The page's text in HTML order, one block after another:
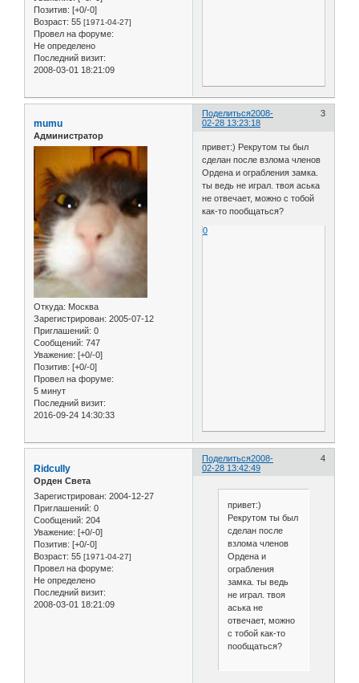
Позитив: [+0/-0]
Возраст: 55 [1971-04-27]
Провел на форуме:
Не определено
Последний визит:
2008-03-01 18:21:09
Поделиться 3
2008-
02-28 13:23:18
mumu
Администратор
Откуда: Москва
Зарегистрирован: 2005-07-12
Приглашений: 0
Сообщений: 747
Уважение: [+0/-0]
Позитив: [+0/-0]
Провел на форуме:
5 минут
Последний визит:
2016-09-24 14:30:33
привет:) Рекрутом ты был
сделан после взлома членов
Ордена и ограбления замка.
ты ведь не играл. твоя аська
не отвечает, можно с тобой
как-то пообщаться?
0
Поделиться 4
2008-
02-28 13:42:49
Ridcully
Орден Света
Зарегистрирован: 2004-12-27
Приглашений: 0
Сообщений: 204
Уважение: [+0/-0]
Позитив: [+0/-0]
Возраст: 55 [1971-04-27]
Провел на форуме:
Не определено
Последний визит:
2008-03-01 18:21:09
привет:)
Рекрутом ты был
сделан после
взлома членов
Ордена и
ограбления
замка. ты ведь
не играл. твоя
аська не
отвечает, можно
с тобой как-то
пообщаться?